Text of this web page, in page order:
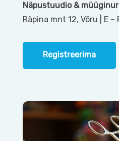
Näpustuudio &
Räpina mnt 12, Võru | E –
Registreerima